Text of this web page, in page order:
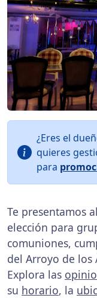
¿Eres el
quieres
para
Te presentamos
elección para
comuniones,
del Arroyo de los
Explora las
su horario, la